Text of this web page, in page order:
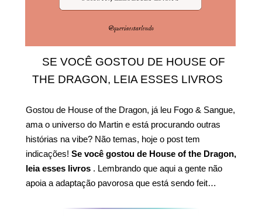
SE VOCÊ GOSTOU DE HOUSE OF
THE DRAGON, LEIA ESSES LIVROS
Gostou de House of the Dragon, já leu Fogo & Sangue,
ama o universo do Martin e está procurando outras
histórias na vibe? Não temas, hoje o post tem
indicações! Se você gostou de House of the Dragon,
leia esses livros . Lembrando que aqui a gente não
apoia a adaptação pavorosa que está sendo feit…